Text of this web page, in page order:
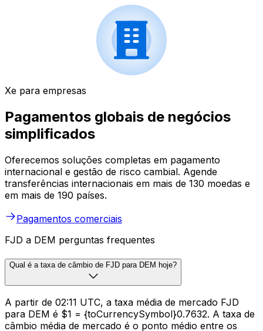
Xe para empresas
Pagamentos globais de negócios
simplificados
Oferecemos soluções completas em pagamento
internacional e gestão de risco cambial. Agende
transferências internacionais em mais de 130 moedas e
em mais de 190 países.
Pagamentos comerciais
FJD a DEM perguntas frequentes
Qual é a taxa de câmbio de FJD para DEM hoje?
A partir de 02:11 UTC, a taxa média de mercado FJD
para DEM é $1 = {toCurrencySymbol}0.7632. A taxa de
câmbio média de mercado é o ponto médio entre os